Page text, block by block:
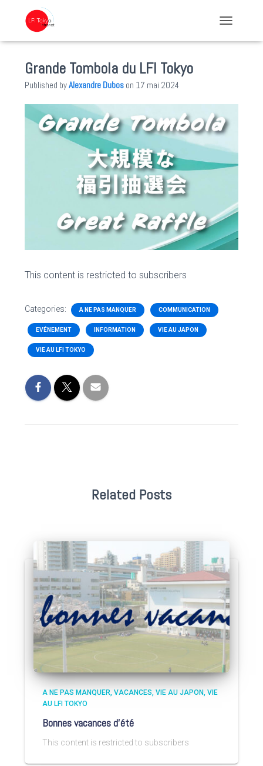
Grande Tombola du LFI Tokyo
Published byAlexandre Dubos on 17 mai 2024
This content is restricted to subscribers
Categories: A NE PAS MANQUER COMMUNICATION
EVÉNEMENT INFORMATION VIE AU JAPON
VIE AU LFI TOKYO
Related Posts
A NE PAS MANQUER VACANCES VIE AU JAPON VIE
AU LFI TOKYO
Bonnes vacances d’été
This content is restricted to subscribers